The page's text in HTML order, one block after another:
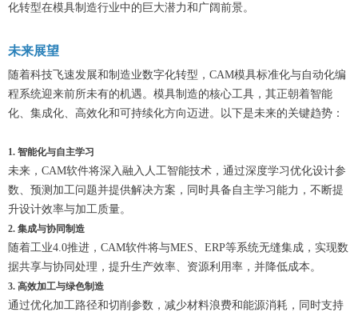
化转型在模具制造行业中的巨大潜力和广阔前景。
未来展望
随着科技飞速发展和制造业数字化转型，CAM模具标准化与自动化编
程系统迎来前所未有的机遇。模具制造的核心工具，其正朝着智能
化、集成化、高效化和可持续化方向迈进。以下是未来的关键趋势：
1. 智能化与自主学习
未来，CAM软件将深入融入人工智能技术，通过深度学习优化设计参
数、预测加工问题并提供解决方案，同时具备自主学习能力，不断提
升设计效率与加工质量。
2. 集成与协同制造
随着工业4.0推进，CAM软件将与MES、ERP等系统无缝集成，实现数
据共享与协同处理，提升生产效率、资源利用率，并降低成本。
3. 高效加工与绿色制造
通过优化加工路径和切削参数，减少材料浪费和能源消耗，同时支持